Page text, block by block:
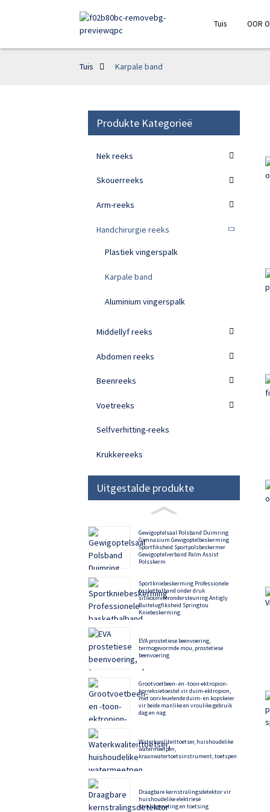
Tuis OOR
Tuis Karpale band
Produkte Kategorieë
Nek reeks
Skouerreeks
Arm-reeks
Handchirurgie reeks
Plastiek vingerspalk
Karpale band
Aluminium vingerspalk
Middellyf reeks
Abdomen reeks
Beenreeks
Voetreeks
Selfverhitting-reeks
Krukkereeks
Uitgestalde produkte
Gewigoptelsaal Polsband Duimring
Gimnasium Gewigoptelbeskerming
Sportfiksheid Sportpolsbeskermer
Gewigoptelverband Palm Assist
Polsskerm
Sportkniebeskerming Professionele
basketbalband onder druk
silikoonveerondersteuning Antigly
Buitelugfiksheid Springtou
Kniebeskerming
EVA prostetiese beenvoering,
termogevormde mou, prostetiese
beenvoering
Grootvoetbeen- en -toon-ektropion-
korreksietoestel vir duim-ektropion,
met oorvleuelende duim- en kopskeier
vir beide manlike en vroulike gebruik
dag en nag
Waterkwaliteittoetser, huishoudelike
watermeetpen,
kraanwatertoetsinstrument, toetspen
Draagbare kernstralingsdetektor vir
huishoudelike elektriese
stralingmeting en toetsing